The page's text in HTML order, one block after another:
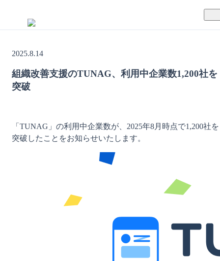
TUNAGの特徴
料金案内
運営会社
2025.8.14
組織改善支援のTUNAG、利用中企業数1,200社を
突破
「TUNAG」の利用中企業数が、2025年8月時点で1,200社を
突破したことをお知らせいたします。